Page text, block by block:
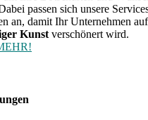
passen sich unsere
an, damit Ihr Unternehmen
Kunst verschönert wird.